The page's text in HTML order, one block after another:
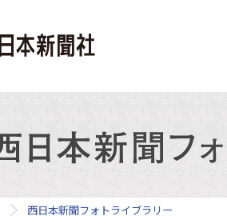
西日本新聞フォトライブラリー